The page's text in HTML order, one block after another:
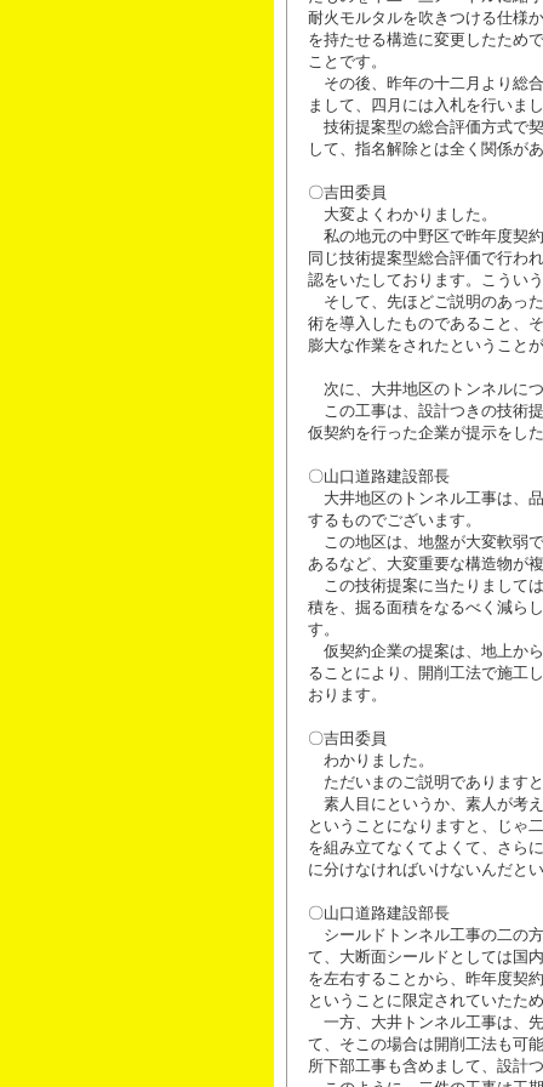
耐火モルタルを吹きつける仕様
を持たせる構造に変更したため
ことです。
その後、昨年の十二月より総
まして、四月には入札を行いま
技術提案型の総合評価方式で
して、指名解除とは全く関係が
〇吉田委員
大変よくわかりました。
私の地元の中野区で昨年度契
同じ技術提案型総合評価で行わ
認をいたしております。こうい
そして、先ほどご説明のあっ
術を導入したものであること、
膨大な作業をされたということ
次に、大井地区のトンネルに
この工事は、設計つきの技術
仮契約を行った企業が提示をし
〇山口道路建設部長
大井地区のトンネル工事は、
するものでございます。
この地区は、地盤が大変軟弱
あるなど、大変重要な構造物が
この技術提案に当たりまして
積を、掘る面積をなるべく減ら
す。
仮契約企業の提案は、地上か
ることにより、開削工法で施工
おります。
〇吉田委員
わかりました。
ただいまのご説明であります
素人目にというか、素人が考
ということになりますと、じゃ
を組み立てなくてよくて、さら
に分けなければいけないんだと
〇山口道路建設部長
シールドトンネル工事の二の
て、大断面シールドとしては国
を左右することから、昨年度契
ということに限定されていたた
一方、大井トンネル工事は、
て、そこの場合は開削工法も可
所下部工事も含めまして、設計